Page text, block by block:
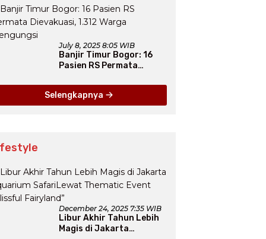
Secara Jangka Panjang
July 8, 2025 8:05 WIB
Banjir Timur Bogor: 16
Pasien RS Permata
Mengungsi
Selengkapnya
December 24, 2025 7:35 WIB
Libur Akhir Tahun Lebih
Magis di Jakarta